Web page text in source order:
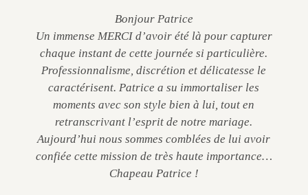
Bonjour Patrice
Un immense MERCI d’avoir été là pour capturer
chaque instant de cette journée si particulière.
Professionnalisme, discrétion et délicatesse le
caractérisent. Patrice a su immortaliser les
moments avec son style bien à lui, tout en
retranscrivant l’esprit de notre mariage.
Aujourd’hui nous sommes comblées de lui avoir
confiée cette mission de très haute importance…
Chapeau Patrice !